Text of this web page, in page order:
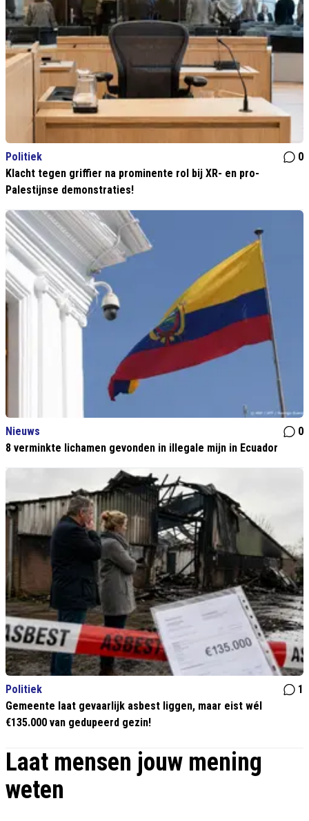
Politiek
0
Klacht tegen griffier na prominente rol bij XR- en pro-
Palestijnse demonstraties!
Nieuws
0
8 verminkte lichamen gevonden in illegale mijn in Ecuador
Politiek
1
Gemeente laat gevaarlijk asbest liggen, maar eist wél
€135.000 van gedupeerd gezin!
Laat mensen jouw mening
weten